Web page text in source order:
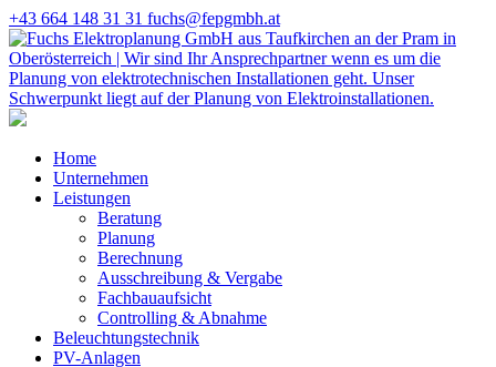
+43 664 148 31 31 fuchs@fepgmbh.at
Home
Unternehmen
Leistungen
Beratung
Planung
Berechnung
Ausschreibung & Vergabe
Fachbauaufsicht
Controlling & Abnahme
Beleuchtungstechnik
PV-Anlagen